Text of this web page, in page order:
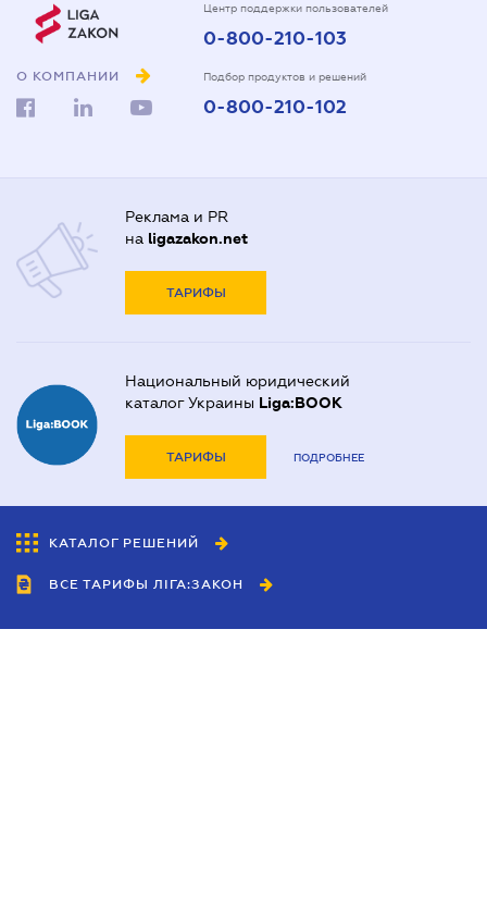
О КОМПАНИИ
Центр поддержки пользователей
0-800-210-103
Подбор продуктов и решений
0-800-210-102
Реклама и PR
на ligazakon.net
ТАРИФЫ
Национальный юридический
каталог Украины Liga:BOOK
ТАРИФЫ ПОДРОБНЕЕ
КАТАЛОГ РЕШЕНИЙ
ВСЕ ТАРИФЫ ЛІГА:ЗАКОН